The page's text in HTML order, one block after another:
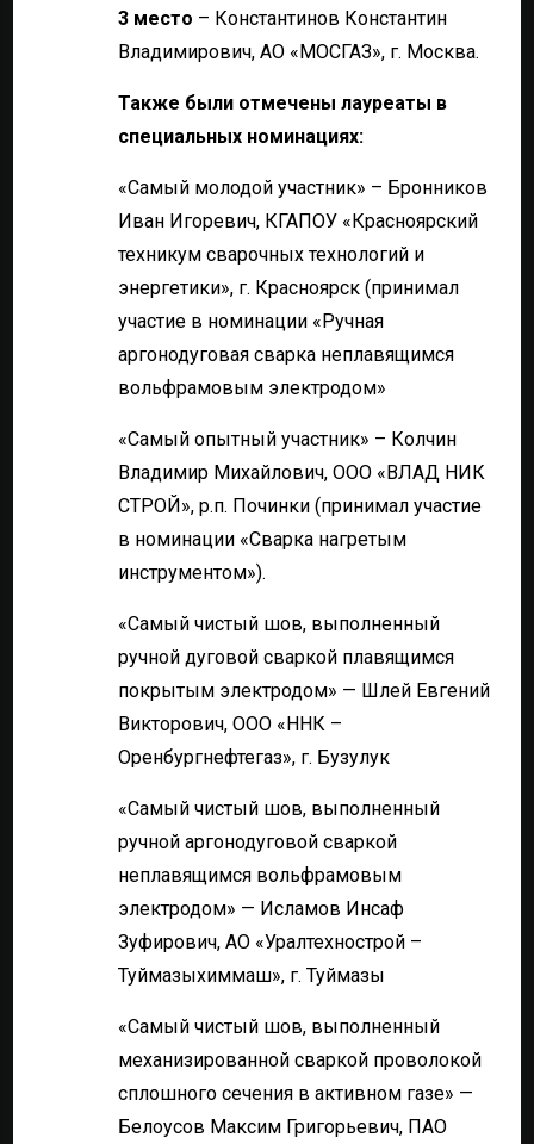
3 место – Константинов Константин
Владимирович, АО «МОСГАЗ», г. Москва.
Также были отмечены лауреаты в
специальных номинациях:
«Самый молодой участник» – Бронников
Иван Игоревич, КГАПОУ «Красноярский
техникум сварочных технологий и
энергетики», г. Красноярск (принимал
участие в номинации «Ручная
аргонодуговая сварка неплавящимся
вольфрамовым электродом»
«Самый опытный участник» – Колчин
Владимир Михайлович, ООО «ВЛАД НИК
СТРОЙ», р.п. Починки (принимал участие
в номинации «Сварка нагретым
инструментом»).
«Самый чистый шов, выполненный
ручной дуговой сваркой плавящимся
покрытым электродом» — Шлей Евгений
Викторович, ООО «ННК –
Оренбургнефтегаз», г. Бузулук
«Самый чистый шов, выполненный
ручной аргонодуговой сваркой
неплавящимся вольфрамовым
электродом» — Исламов Инсаф
Зуфирович, АО «Уралтехнострой –
Туймазыхиммаш», г. Туймазы
«Самый чистый шов, выполненный
механизированной сваркой проволокой
сплошного сечения в активном газе» —
Белоусов Максим Григорьевич, ПАО